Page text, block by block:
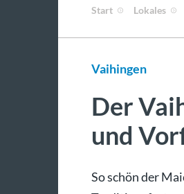
Start Lokales
Vaihingen
Der
und
So schön der